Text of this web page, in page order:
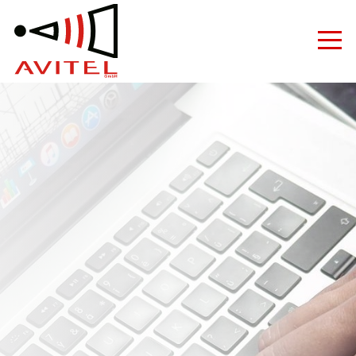
Medientechnik & Konferenztechnik Hamburg -
Medientechnik
Videokonferenz
Produkte
Hersteller
Dienstleistungen
Unternehmen